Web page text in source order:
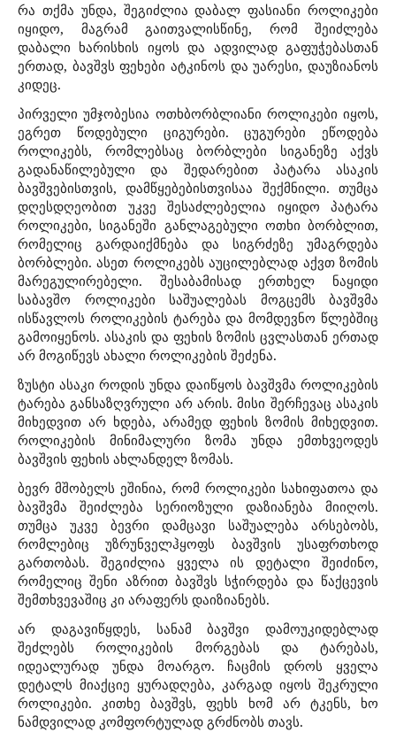
რა თქმა უნდა, შეგიძლია დაბალ ფასიანი როლიკები
იყიდო, მაგრამ გაითვალისწინე, რომ შეიძლება
დაბალი ხარისხის იყოს და ადვილად გაფუჭებასთან
ერთად, ბავშვს ფეხები ატკინოს და უარესი, დაუზიანოს
კიდეც.
პირველი უმჯობესია ოთხბორბლიანი როლიკები იყოს,
ეგრეთ წოდებული ციგურები. ცუგურები ეწოდება
როლიკებს, რომლებსაც ბორბლები სიგანეზე აქვს
გადანაწილებული და შედარებით პატარა ასაკის
ბავშვებისთვის, დამწყებებისთვისაა შექმნილი. თუმცა
დღესდღეობით უკვე შესაძლებელია იყიდო პატარა
როლიკები, სიგანეში განლაგებული ოთხი ბორბლით,
რომელიც გარდაიქმნება და სიგრძეზე უმაგრდება
ბორბლები. ასეთ როლიკებს აუცილებლად აქვთ ზომის
მარეგულირებელი. შესაბამისად ერთხელ ნაყიდი
საბავშო როლიკები საშუალებას მოგცემს ბავშვმა
ისწავლოს როლიკების ტარება და მომდევნო წლებშიც
გამოიყენოს. ასაკის და ფეხის ზომის ცვლასთან ერთად
არ მოგიწევს ახალი როლიკების შეძენა.
ზუსტი ასაკი როდის უნდა დაიწყოს ბავშვმა როლიკების
ტარება განსაზღვრული არ არის. მისი შერჩევაც ასაკის
მიხედვით არ ხდება, არამედ ფეხის ზომის მიხედვით.
როლიკების მინიმალური ზომა უნდა ემთხვეოდეს
ბავშვის ფეხის ახლანდელ ზომას.
ბევრ მშობელს ეშინია, რომ როლიკები სახიფათოა და
ბავშვმა შეიძლება სერიოზული დაზიანება მიიღოს.
თუმცა უკვე ბევრი დამცავი საშუალება არსებობს,
რომლებიც უზრუნველჰყოფს ბავშვის უსაფრთხოდ
გართობას. შეგიძლია ყველა ის დეტალი შეიძინო,
რომელიც შენი აზრით ბავშვს სჭირდება და წაქცევის
შემთხვევაშიც კი არაფერს დაიზიანებს.
არ დაგავიწყდეს, სანამ ბავშვი დამოუკიდებლად
შეძლებს როლიკების მორგებას და ტარებას,
იდეალურად უნდა მოარგო. ჩაცმის დროს ყველა
დეტალს მიაქციე ყურადღება, კარგად იყოს შეკრული
როლიკები. კითხე ბავშვს, ფეხს ხომ არ ტკენს, ხო
ნამდვილად კომფორტულად გრძნობს თავს.